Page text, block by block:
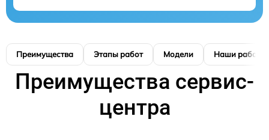
Преимущества Этапы работ Модели Наши работы
Преимущества сервис-
центра